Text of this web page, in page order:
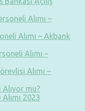
Alımı –
Alımı – Akbank
Alımı –
Alımı –
Alıyor mu?
2023